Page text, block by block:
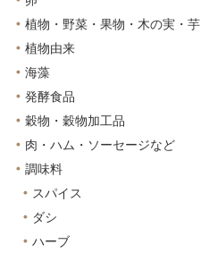
植物・野菜・果物・木の実・芋
植物由来
海藻
発酵食品
穀物・穀物加工品
肉・ハム・ソーセージなど
調味料
スパイス
ダシ
ハーブ